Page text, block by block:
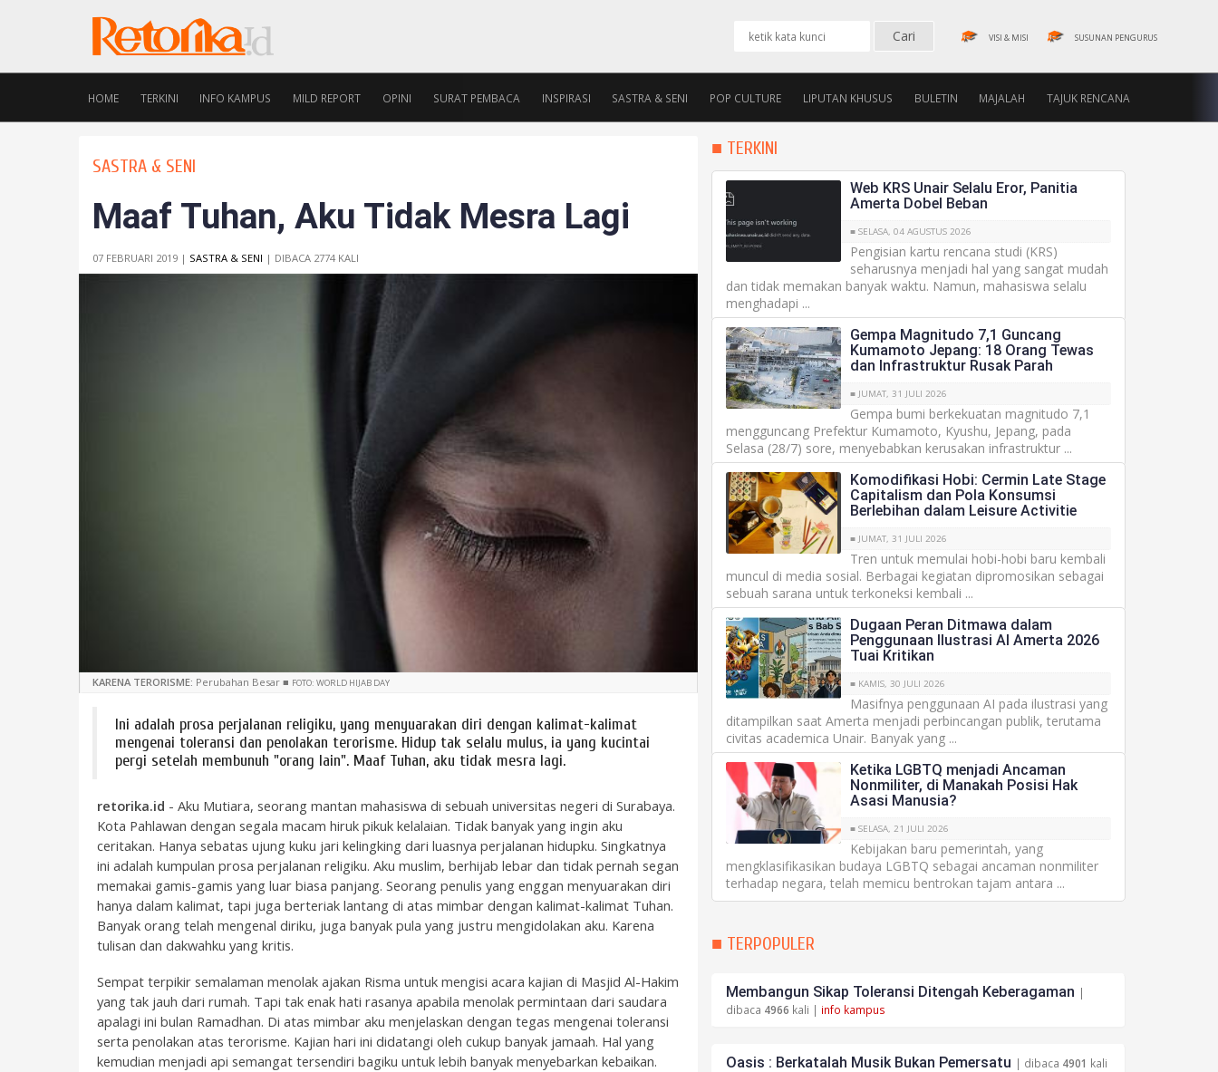
VISI & MISI SUSUNAN PENGURUS
HOME TERKINI INFO KAMPUS MILD REPORT OPINI SURAT PEMBACA INSPIRASI SASTRA & SENI POP CULTURE LIPUTAN KHUSUS BULETIN MAJALAH TAJUK RENCANA
SASTRA & SENI
Maaf Tuhan, Aku Tidak Mesra Lagi
07 FEBRUARI 2019 | SASTRA & SENI | DIBACA 2774 KALI
KARENA TERORISME: Perubahan Besar ■ FOTO: WORLD HIJAB DAY
Ini adalah prosa perjalanan religiku, yang menyuarakan diri dengan kalimat-kalimat
mengenai toleransi dan penolakan terorisme. Hidup tak selalu mulus, ia yang kucintai
pergi setelah membunuh "orang lain". Maaf Tuhan, aku tidak mesra lagi.
retorika.id - Aku Mutiara, seorang mantan mahasiswa di sebuah universitas negeri di Surabaya.
Kota Pahlawan dengan segala macam hiruk pikuk kelalaian. Tidak banyak yang ingin aku
ceritakan. Hanya sebatas ujung kuku jari kelingking dari luasnya perjalanan hidupku. Singkatnya
ini adalah kumpulan prosa perjalanan religiku. Aku muslim, berhijab lebar dan tidak pernah segan
memakai gamis-gamis yang luar biasa panjang. Seorang penulis yang enggan menyuarakan diri
hanya dalam kalimat, tapi juga berteriak lantang di atas mimbar dengan kalimat-kalimat Tuhan.
Banyak orang telah mengenal diriku, juga banyak pula yang justru mengidolakan aku. Karena
tulisan dan dakwahku yang kritis.
Sempat terpikir semalaman menolak ajakan Risma untuk mengisi acara kajian di Masjid Al-Hakim
yang tak jauh dari rumah. Tapi tak enak hati rasanya apabila menolak permintaan dari saudara
apalagi ini bulan Ramadhan. Di atas mimbar aku menjelaskan dengan tegas mengenai toleransi
serta penolakan atas terorisme. Kajian hari ini didatangi oleh cukup banyak jamaah. Hal yang
kemudian menjadi api semangat tersendiri bagiku untuk lebih banyak menyebarkan kebaikan.
■ TERKINI
Web KRS Unair Selalu Eror, Panitia
Amerta Dobel Beban
■ SELASA, 04 AGUSTUS 2026
Pengisian kartu rencana studi (KRS)
seharusnya menjadi hal yang sangat mudah
dan tidak memakan banyak waktu. Namun, mahasiswa selalu
menghadapi ...
Gempa Magnitudo 7,1 Guncang
Kumamoto Jepang: 18 Orang Tewas
dan Infrastruktur Rusak Parah
■ JUMAT, 31 JULI 2026
Gempa bumi berkekuatan magnitudo 7,1
mengguncang Prefektur Kumamoto, Kyushu, Jepang, pada
Selasa (28/7) sore, menyebabkan kerusakan infrastruktur ...
Komodifikasi Hobi: Cermin Late Stage
Capitalism dan Pola Konsumsi
Berlebihan dalam Leisure Activitie
■ JUMAT, 31 JULI 2026
Tren untuk memulai hobi-hobi baru kembali
muncul di media sosial. Berbagai kegiatan dipromosikan sebagai
sebuah sarana untuk terkoneksi kembali ...
Dugaan Peran Ditmawa dalam
Penggunaan Ilustrasi AI Amerta 2026
Tuai Kritikan
■ KAMIS, 30 JULI 2026
Masifnya penggunaan AI pada ilustrasi yang
ditampilkan saat Amerta menjadi perbincangan publik, terutama
civitas academica Unair. Banyak yang ...
Ketika LGBTQ menjadi Ancaman
Nonmiliter, di Manakah Posisi Hak
Asasi Manusia?
■ SELASA, 21 JULI 2026
Kebijakan baru pemerintah, yang
mengklasifikasikan budaya LGBTQ sebagai ancaman nonmiliter
terhadap negara, telah memicu bentrokan tajam antara ...
■ TERPOPULER
Membangun Sikap Toleransi Ditengah Keberagaman |
dibaca 4966 kali | info kampus
Oasis : Berkatalah Musik Bukan Pemersatu | dibaca 4901 kali